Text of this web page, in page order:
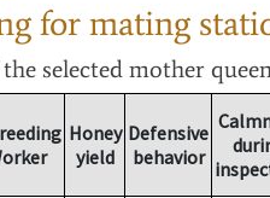
for mating
selected mother
Honey
yield
Defensive
behavior